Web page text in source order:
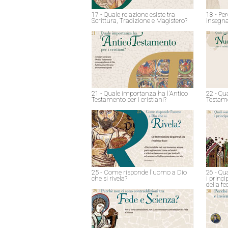
17 - Quale relazione esiste tra
Scrittura, Tradizione e Magistero?
18 -
21 - Quale importanza ha l'Antico
Testamento per i cristiani?
22 -
25 - Come risponde l'uomo a Dio
che si rivela?
26 -
i
della